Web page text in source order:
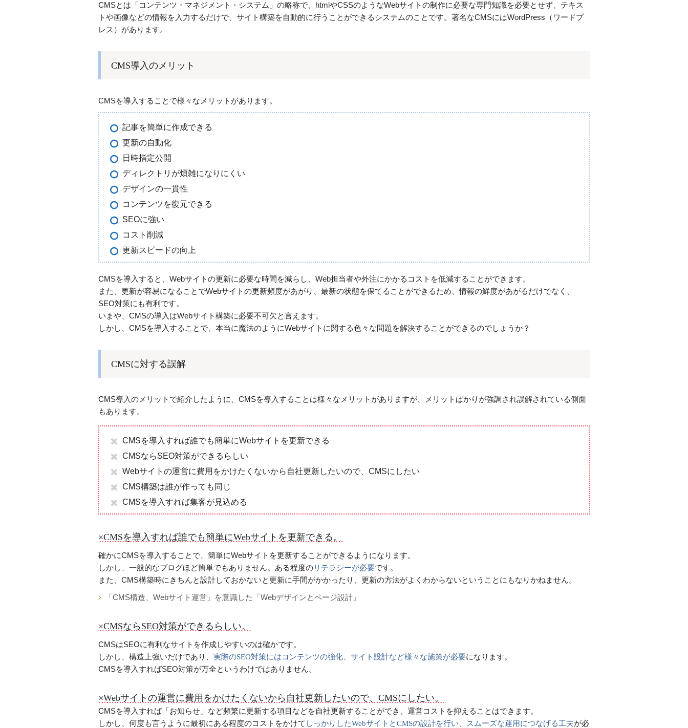
CMSとは「コンテンツ・マネジメント・システム」の略称で、htmlやCSSのようなWebサイトの制作に必要な専門知識を必要とせず、テキス
トや画像などの情報を入力するだけで、サイト構築を自動的に行うことができるシステムのことです。著名なCMSにはWordPress（ワードプ
レス）があります。
CMS導入のメリット
CMSを導入することで様々なメリットがあります。
記事を簡単に作成できる
更新の自動化
日時指定公開
ディレクトリが煩雑になりにくい
デザインの一貫性
コンテンツを復元できる
SEOに強い
コスト削減
更新スピードの向上
CMSを導入すると、Webサイトの更新に必要な時間を減らし、Web担当者や外注にかかるコストを低減することができます。
また、更新が容易になることでWebサイトの更新頻度があがり、最新の状態を保てることができるため、情報の鮮度があがるだけでなく、
SEO対策にも有利です。
いまや、CMSの導入はWebサイト構築に必要不可欠と言えます。
しかし、CMSを導入することで、本当に魔法のようにWebサイトに関する色々な問題を解決することができるのでしょうか？
CMSに対する誤解
CMS導入のメリットで紹介したように、CMSを導入することは様々なメリットがありますが、メリットばかりが強調され誤解されている側面
もあります。
CMSを導入すれば誰でも簡単にWebサイトを更新できる
CMSならSEO対策ができるらしい
Webサイトの運営に費用をかけたくないから自社更新したいので、CMSにしたい
CMS構築は誰が作っても同じ
CMSを導入すれば集客が見込める
×CMSを導入すれば誰でも簡単にWebサイトを更新できる。
確かにCMSを導入することで、簡単にWebサイトを更新することができるようになります。
しかし、一般的なブログほど簡単でもありません。ある程度のリテラシーが必要です。
また、CMS構築時にきちんと設計しておかないと更新に手間がかかったり、更新の方法がよくわからないということにもなりかねません。
「CMS構造、Webサイト運営」を意識した「Webデザインとページ設計」
×CMSならSEO対策ができるらしい。
CMSはSEOに有利なサイトを作成しやすいのは確かです。
しかし、構造上強いだけであり、 実際のSEO対策にはコンテンツの強化、サイト設計など様々な施策が必要になります。
CMSを導入すればSEO対策が万全というわけではありません。
×Webサイトの運営に費用をかけたくないから自社更新したいので、CMSにしたい。
CMSを導入すれば「お知らせ」など頻繁に更新する項目などを自社更新することができ、運営コストを抑えることはできます。
しかし、何度も言うように最初にある程度のコストをかけて しっかりしたWebサイトとCMSの設計を行い、スムーズな運用につなげる工夫が必